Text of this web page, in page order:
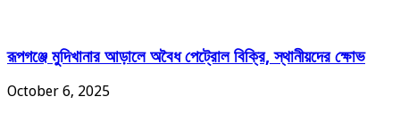
রূপগঞ্জে মুদিখানার আড়ালে অবৈধ পেট্রোল বিক্রি, স্থানীয়দের ক্ষোভ
October 6, 2025